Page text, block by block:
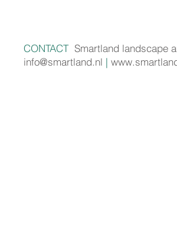
CONTACTSmartland landscape
info@smartland.nl |